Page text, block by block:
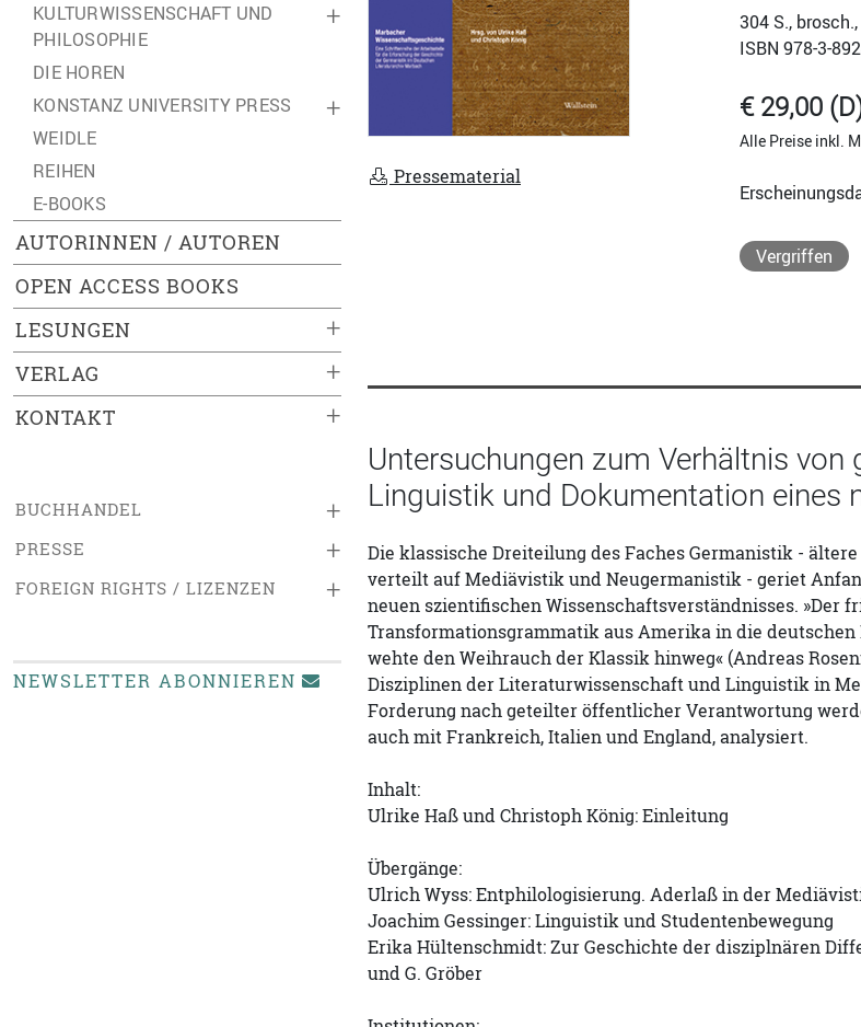
+
KULTURWISSENSCHAFT UND
PHILOSOPHIE
DIE HOREN
+
KONSTANZ UNIVERSITY PRESS
WEIDLE
REIHEN
E-BOOKS
AUTORINNEN / AUTOREN
OPEN ACCESS BOOKS
+
LESUNGEN
+
VERLAG
+
KONTAKT
+
BUCHHANDEL
+
PRESSE
+
FOREIGN RIGHTS / LIZENZEN
NEWSLETTER ABONNIEREN
Pressematerial
304 S.,
ISBN 978-3-
€ 29,00
Alle Preise inkl.
Vergriffen
Untersuchungen zum Verhältnis
Linguistik und Dokumentation eines
Die klassische Dreiteilung des Faches Germanistik -
verteilt auf Mediävistik und Neugermanistik - geriet
neuen szientifischen Wissenschaftsverständnisses.
Transformationsgrammatik aus Amerika in die
wehte den Weihrauch der Klassik hinweg« (Andreas
Disziplinen der Literaturwissenschaft und Linguistik in
Forderung nach geteilter öffentlicher Verantwortung
auch mit Frankreich, Italien und England, analysiert.
Inhalt:
Ulrike Haß und Christoph König: Einleitung
Übergänge:
Ulrich Wyss: Entphilologisierung. Aderlaß in der
Joachim Gessinger: Linguistik und Studentenbewegung
Erika Hültenschmidt: Zur Geschichte der disziplnären
und G. Gröber